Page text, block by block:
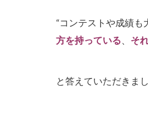
“コンテストや成績も
方を持っている
そ
と答えていただきまし